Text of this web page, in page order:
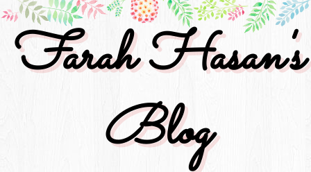
Farah Hasan's
Blog